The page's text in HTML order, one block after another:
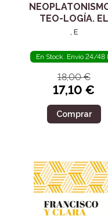
TEO-LOGÍA. EL
SIGLO IV
, E
En Stock. Envío 24/48
18,00 €
17,10 €
Comprar